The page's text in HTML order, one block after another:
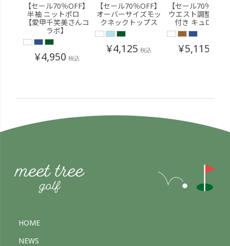
【セール70％OFF】
半袖 ニットポロ
【愛甲千笑美さんコ
ラボ】
¥4,950 税込
【セール70％OFF】
オーバーサイズモッ
クネックトップス
¥4,125 税込
【セール70％OFF
ウエスト調整ベル
付き キュロット
¥5,115
HOME
NEWS